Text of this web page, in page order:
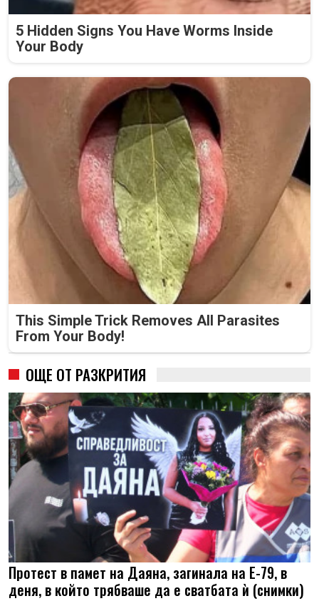
5 Hidden Signs You Have Worms Inside
Your Body
This Simple Trick Removes All Parasites
From Your Body!
ОЩЕ ОТ РАЗКРИТИЯ
Протест в памет на Даяна, загинала на Е-79, в
деня, в който трябваше да е сватбата ѝ (снимки)